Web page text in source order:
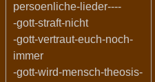
persoenliche-lieder----
-gott-straft-nicht
-gott-vertraut-euch-noch-
immer
-gott-wird-mensch-theosis-